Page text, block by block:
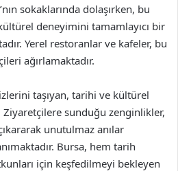
sokaklarında dolaşırken, bu
deneyimini tamamlayıcı bir
Yerel restoranlar ve kafeler, bu
ağırlamaktadır.
taşıyan, tarihi ve kültürel
sunduğu zenginlikler,
unutulmaz anılar
Bursa, hem tarih
için keşfedilmeyi bekleyen